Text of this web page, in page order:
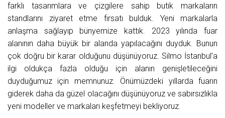
farklı tasarımlara ve çizgilere sahip butik markaların
standlarını ziyaret etme fırsatı bulduk. Yeni markalarla
anlaşma sağlayıp bünyemize kattık. 2023 yılında fuar
alanının daha büyük bir alanda yapılacağını duyduk. Bunun
çok doğru bir karar olduğunu düşünüyoruz. Silmo İstanbul’a
ilgi oldukça fazla olduğu için alanın genişletileceğini
duyduğumuz için memnunuz. Önümüzdeki yıllarda fuarın
giderek daha da güzel olacağını düşünüyoruz ve sabırsızlıkla
yeni modeller ve markaları keşfetmeyi bekliyoruz.